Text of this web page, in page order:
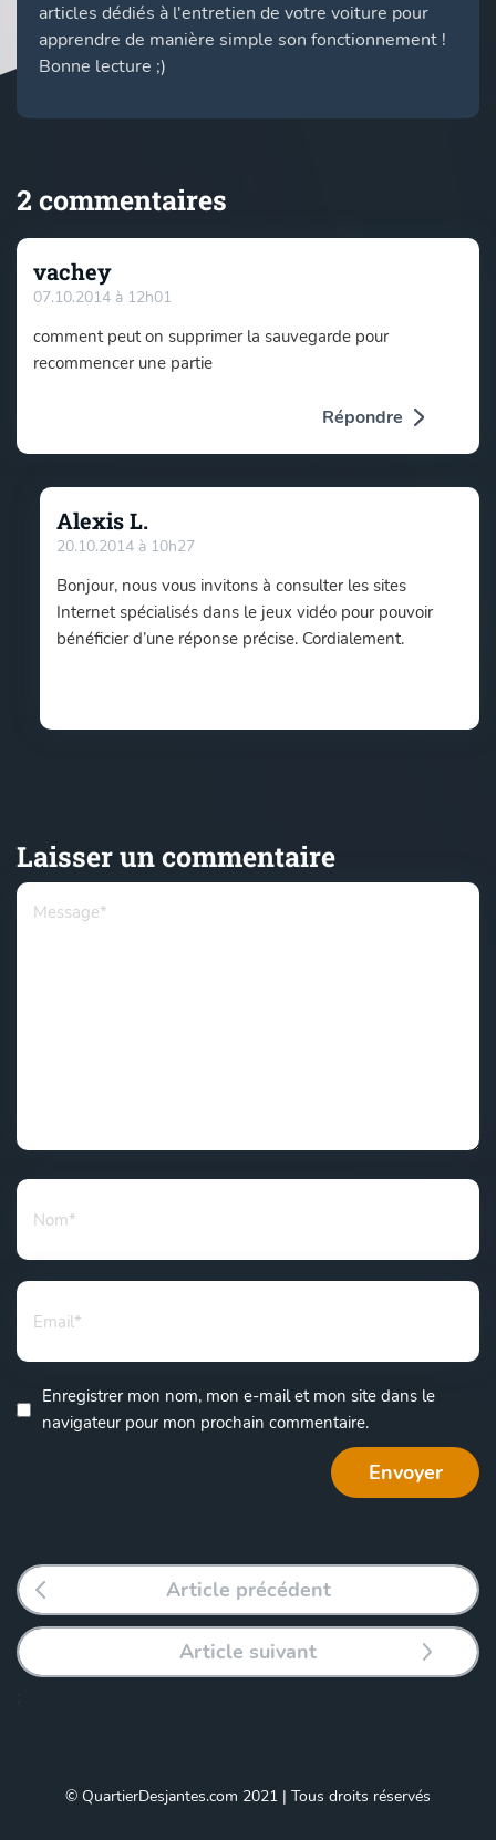
articles dédiés à l'entretien de votre voiture pour
apprendre de manière simple son fonctionnement !
Bonne lecture ;)
2 commentaires
vachey
07.10.2014 à 12h01
comment peut on supprimer la sauvegarde pour
recommencer une partie
Répondre
Alexis L.
20.10.2014 à 10h27
Bonjour, nous vous invitons à consulter les sites
Internet spécialisés dans le jeux vidéo pour pouvoir
bénéficier d’une réponse précise. Cordialement.
Laisser un commentaire
Enregistrer mon nom, mon e-mail et mon site dans le
navigateur pour mon prochain commentaire.
Article précédent
Article suivant
© QuartierDesjantes.com 2021 | Tous droits réservés